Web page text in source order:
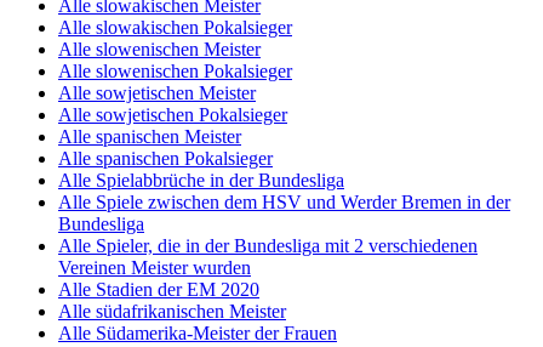
Alle slowakischen Meister
Alle slowakischen Pokalsieger
Alle slowenischen Meister
Alle slowenischen Pokalsieger
Alle sowjetischen Meister
Alle sowjetischen Pokalsieger
Alle spanischen Meister
Alle spanischen Pokalsieger
Alle Spielabbrüche in der Bundesliga
Alle Spiele zwischen dem HSV und Werder Bremen in der
Bundesliga
Alle Spieler, die in der Bundesliga mit 2 verschiedenen
Vereinen Meister wurden
Alle Stadien der EM 2020
Alle südafrikanischen Meister
Alle Südamerika-Meister der Frauen